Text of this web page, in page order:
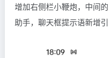
增加右侧栏小鞭炮，中间
助手，聊天框提示语新增